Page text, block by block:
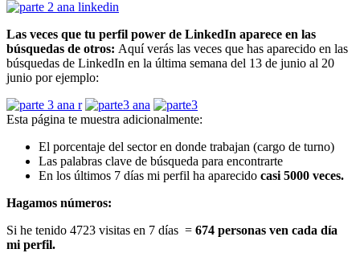
Las veces que tu perfil power de LinkedIn aparece en las
búsquedas de otros: Aquí verás las veces que has aparecido en las
búsquedas de LinkedIn en la última semana del 13 de junio al 20
junio por ejemplo:
Esta página te muestra adicionalmente:
El porcentaje del sector en donde trabajan (cargo de turno)
Las palabras clave de búsqueda para encontrarte
En los últimos 7 días mi perfil ha aparecido casi 5000 veces.
Hagamos números:
Si he tenido 4723 visitas en 7 días = 674 personas ven cada día
mi perfil.